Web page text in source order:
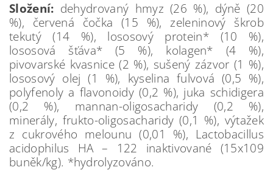
Složení: dehydrovaný hmyz (26 %), dýně (20
%), červená čočka (15 %), zeleninový škrob
tekutý (14 %), lososový protein* (10 %),
lososová šťáva* (5 %), kolagen* (4 %),
pivovarské kvasnice (2 %), sušený zázvor (1 %),
lososový olej (1 %), kyselina fulvová (0,5 %),
polyfenoly a flavonoidy (0,2 %), juka schidigera
(0,2 %), mannan-oligosacharidy (0,2 %),
minerály, frukto-oligosacharidy (0,1 %), výtažek
z cukrového melounu (0,01 %), Lactobacillus
acidophilus HA – 122 inaktivované (15x109
buněk/kg). *hydrolyzováno.